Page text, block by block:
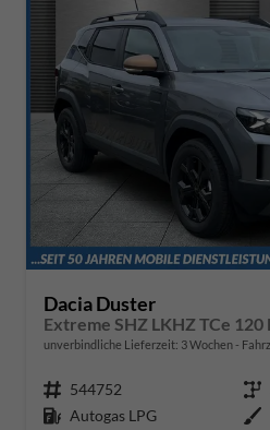
Dacia Duster
Extreme SHZ LKHZ TCe 120
unverbindliche Lieferzeit: 3 Wochen
Fahrzeugnr. 544752 Getriebe
Kraftstoff Autogas LPG Außenfarbe